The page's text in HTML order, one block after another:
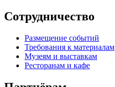
Сотрудничество
Размещение событий
Требования к материалам
Музеям и выставкам
Ресторанам и кафе